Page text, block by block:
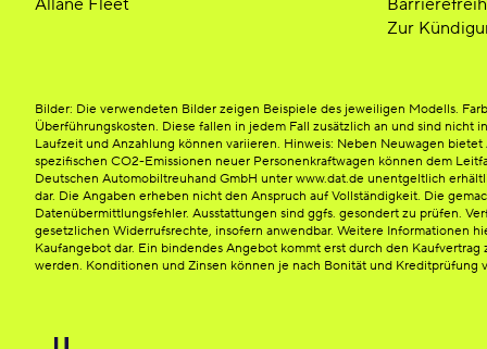
Allane Fleet
Zur
Bilder: Die verwendeten Bilder zeigen Beispiele des jeweiligen Modells.
Überführungskosten. Diese fallen in jedem Fall zusätzlich an und sind
Laufzeit und Anzahlung können variieren. Hinweis: Neben Neuwagen
spezifischen CO2-Emissionen neuer Personenkraftwagen können dem
Deutschen Automobiltreuhand GmbH unter www.dat.de unentgeltlich
dar. Die Angaben erheben nicht den Anspruch auf Vollständigkeit. Die
Datenübermittlungsfehler. Ausstattungen sind ggfs. gesondert zu prüfen.
gesetzlichen Widerrufsrechte, insofern anwendbar. Weitere Informationen
Kaufangebot dar. Ein bindendes Angebot kommt erst durch den
werden. Konditionen und Zinsen können je nach Bonität und Kreditprüfung